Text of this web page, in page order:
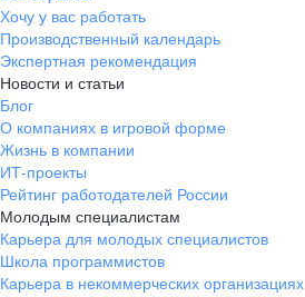
Хочу у вас работать
Производственный календарь
Экспертная рекомендация
Новости и статьи
Блог
О компаниях в игровой форме
Жизнь в компании
ИТ-проекты
Рейтинг работодателей России
Молодым специалистам
Карьера для молодых специалистов
Школа программистов
Карьера в некоммерческих организациях